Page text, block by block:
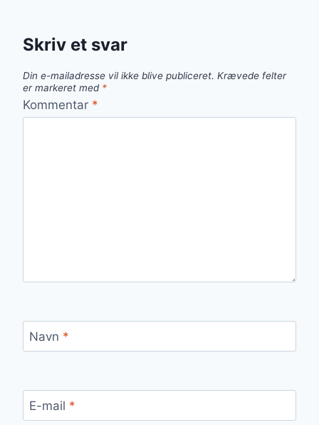
Skriv et svar
Din e-mailadresse vil ikke blive publiceret. Krævede felter
er markeret med *
Kommentar *
Navn *
E-mail *